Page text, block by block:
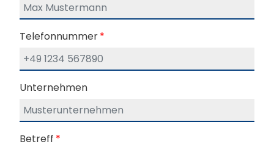
Telefonnummer*
Unternehmen
Betreff *